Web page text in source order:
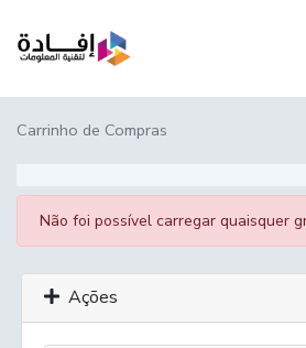
Carrinho de Compras
Não foi possível carregar quaisquer
Ações